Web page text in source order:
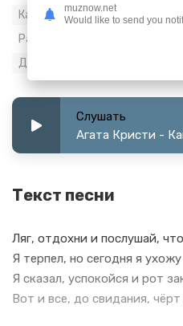
Качество:
320
Размер:
Длительность:
Слушать
Агата Кристи -
Текст песни
Ляг, отдохни и послушай,
Я терпел, но сегодня я ухожу
Я сказал, успокойся и рот
Вот и все, до свидания,
muznow.net
Would like to send you